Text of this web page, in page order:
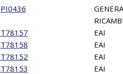
PI0436
T78157
EAI
T78158
EAI
T78152
EAI
T78153
EAI